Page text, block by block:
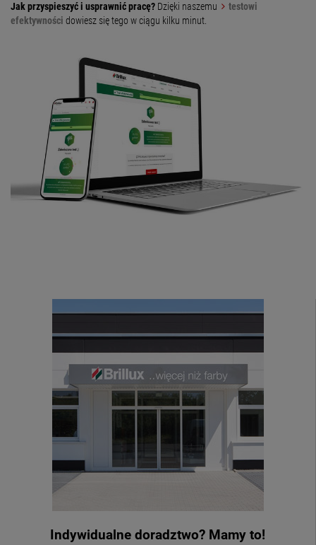
Jak przyspieszyć i usprawnić pracę? Dzięki naszemu
testowi
efektywności dowiesz się tego w ciągu kilku minut.
Indywidualne doradztwo? Mamy to!